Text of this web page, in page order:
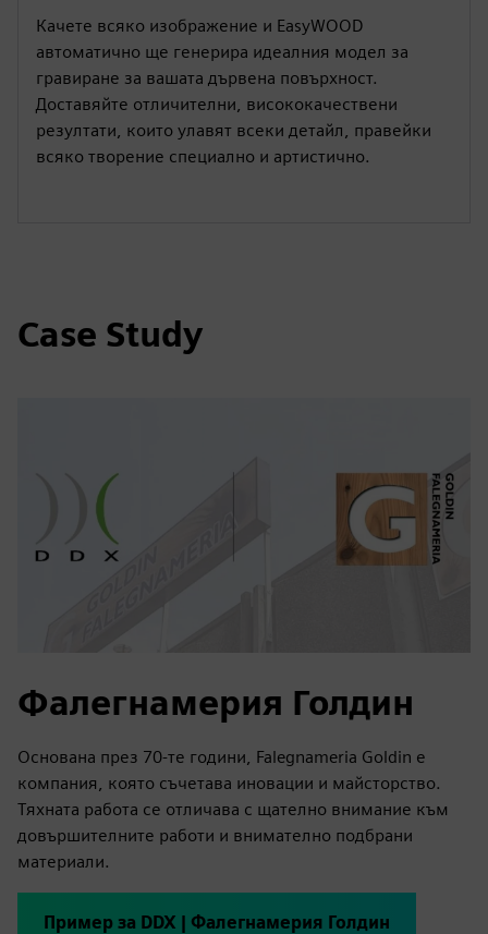
Качете всяко изображение и EasyWOOD
автоматично ще генерира идеалния модел за
гравиране за вашата дървена повърхност.
Доставяйте отличителни, висококачествени
резултати, които улавят всеки детайл, правейки
всяко творение специално и артистично.
Case Study
Фалегнамерия Голдин
Основана през 70-те години, Falegnameria Goldin е
компания, която съчетава иновации и майсторство.
Тяхната работа се отличава с щателно внимание към
довършителните работи и внимателно подбрани
материали.
Пример за DDX | Фалегнамерия Голдин